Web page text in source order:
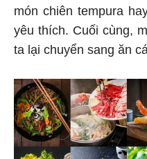
món chiên tempura
yêu thích. Cuối cùng,
ta lại chuyển sang ăn